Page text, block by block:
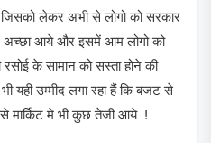
लेकर अभी से लोगो को सरकार
अच्छा आये और इसमें आम लोगो को
के सामान को सस्ता होने की
यही उम्मीद लगा रहा हैं कि बजट से
मार्किट मे भी कुछ तेजी आये !